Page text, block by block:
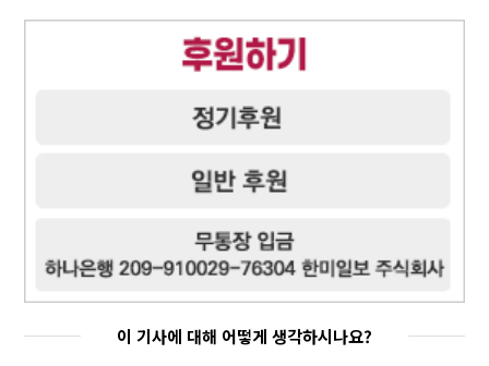
이 기사에 대해 어떻게 생각하시나요?